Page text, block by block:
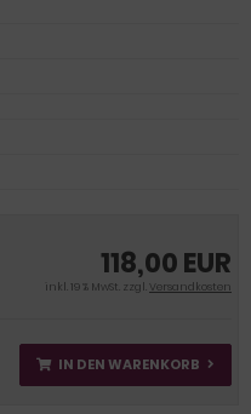
118,00 EUR
inkl. 19 % MwSt. zzgl.Versandkosten
IN DEN WARENKORB